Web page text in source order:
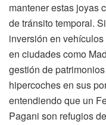
mantener estas joyas
de tránsito temporal.
inversión en
en ciudades como
gestión de
hipercoches en sus
entendiendo que un
Pagani son refugios